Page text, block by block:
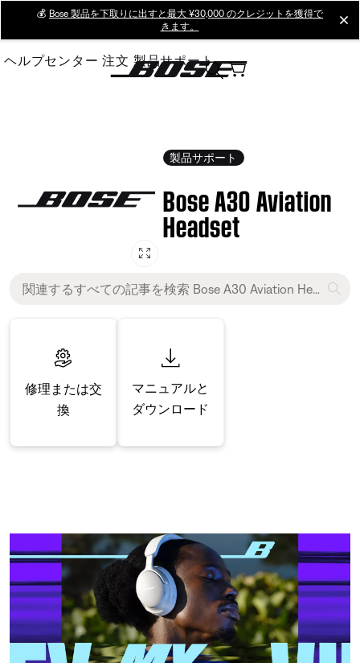
Main
💰 Bose 製品を下取りに出すと最大 ¥30,000 のクレジットを獲得で
きます。
ヘルプセンター 注文 製品サポート
製品サポート
Bose A30 Aviation
Headset
修理または交
換
マニュアルと
ダウンロード